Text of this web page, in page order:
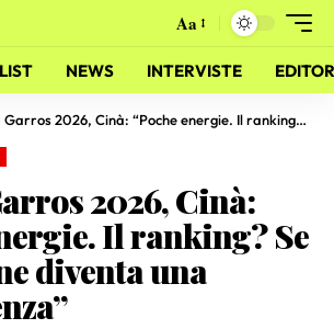
Aa
NEWS INTERVISTE
2026, Cinà: “Poche energie. Il ranking? Se lavori bene diventa una conseguenza”
2026, Cinà:
Il ranking? Se
diventa una